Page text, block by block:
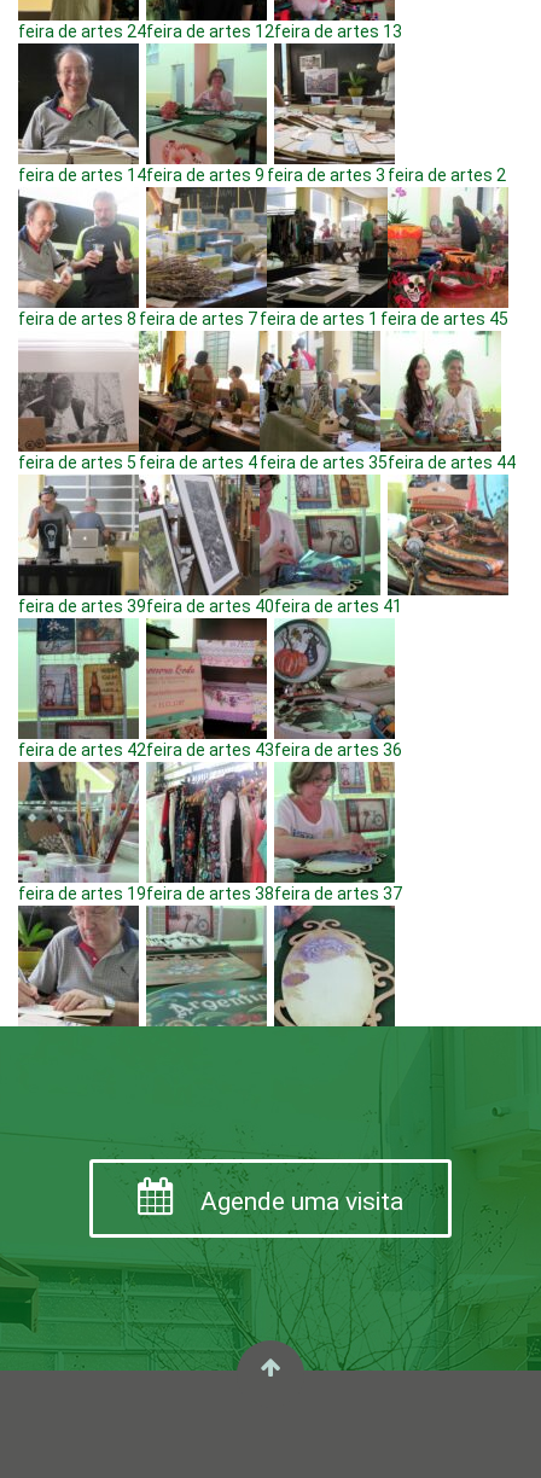
feira de artes 24feira de artes 12feira de artes 13
feira de artes 14feira de artes 9 feira de artes 3 feira de artes 2
feira de artes 8 feira de artes 7feira de artes 1 feira de artes 45
feira de artes 5 feira de artes 4feira de artes 35feira de artes 44
feira de artes 39feira de artes 40feira de artes 41
feira de artes 42feira de artes 43feira de artes 36
feira de artes 19feira de artes 38feira de artes 37
Agende uma visita